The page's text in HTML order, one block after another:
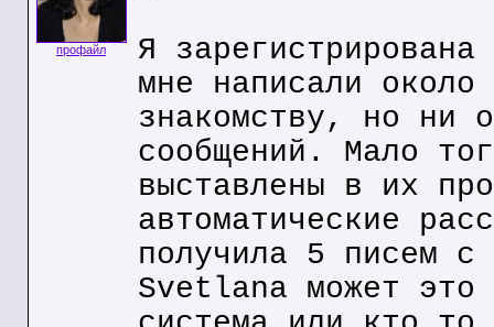
профайл
Я
мне написали
знакомству, но ни
сообщений. Мало
выставлены в их
автоматические
получила 5 писем
Svetlana может